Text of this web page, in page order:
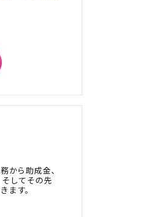
から助成金、
してその先
ます。